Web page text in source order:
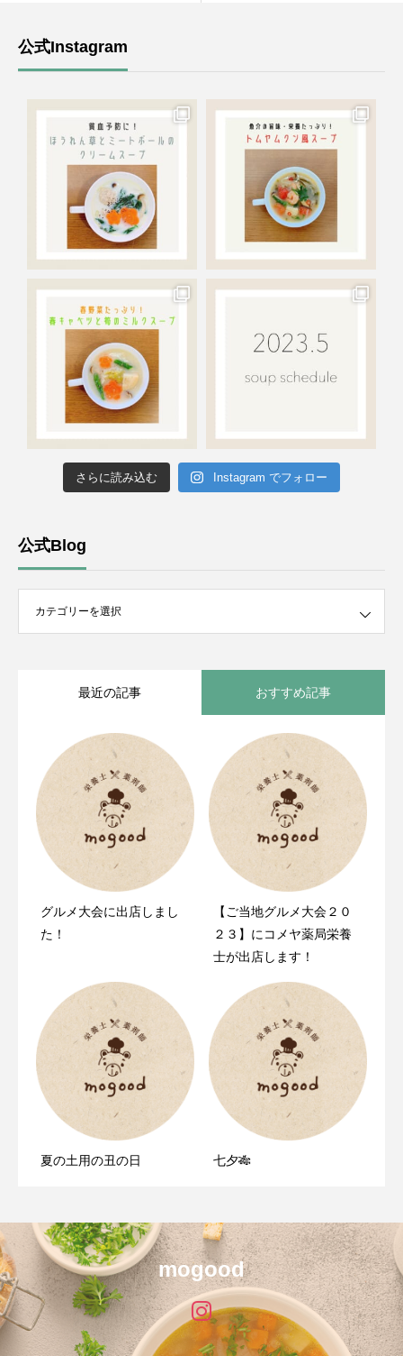
公式Instagram
さらに読み込む Instagram でフォロー
公式Blog
最近の記事 おすすめ記事
グルメ大会に出店しまし
た！
【ご当地グルメ大会２０
２３】にコメヤ薬局栄養
士が出店します！
夏の土用の丑の日 七夕🎋
mogood（モグゥ）の公式
サイトをリニューアルし
mogood